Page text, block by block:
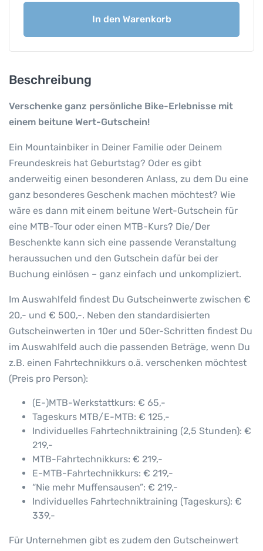
t
n
e
e
t
-
u
t
s
c
i
n
M
e
g
e
In den Warenkorb
Beschreibung
Verschenke ganz persönliche Bike-Erlebnisse mit
einem beitune Wert-Gutschein!
Ein Mountainbiker in Deiner Familie oder Deinem
Freundeskreis hat Geburtstag? Oder es gibt
anderweitig einen besonderen Anlass, zu dem Du eine
ganz besonderes Geschenk machen möchtest? Wie
wäre es dann mit einem beitune Wert-Gutschein für
eine MTB-Tour oder einen MTB-Kurs? Die/Der
Beschenkte kann sich eine passende Veranstaltung
heraussuchen und den Gutschein dafür bei der
Buchung einlösen – ganz einfach und unkompliziert.
Im Auswahlfeld findest Du Gutscheinwerte zwischen €
20,- und € 500,-. Neben den standardisierten
Gutscheinwerten in 10er und 50er-Schritten findest Du
im Auswahlfeld auch die passenden Beträge, wenn Du
z.B. einen Fahrtechnikkurs o.ä. verschenken möchtest
(Preis pro Person):
(E-)MTB-Werkstattkurs: € 65,-
Tageskurs MTB/E-MTB: € 125,-
Individuelles Fahrtechniktraining (2,5 Stunden): €
219,-
MTB-Fahrtechnikkurs: € 219,-
E-MTB-Fahrtechnikkurs: € 219,-
“Nie mehr Muffensausen”: € 219,-
Individuelles Fahrtechniktraining (Tageskurs): €
339,-
Für Unternehmen gibt es zudem den Gutscheinwert